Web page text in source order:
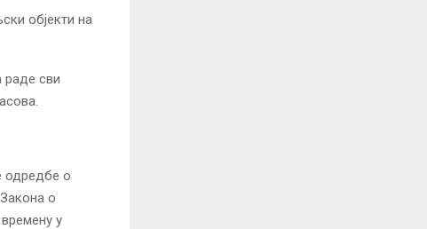
објекти на
раде сви
одредбе о
о
у